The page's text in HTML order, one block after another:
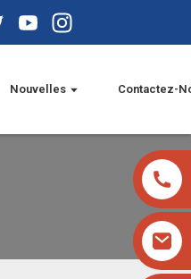
Nouvelles Contactez-